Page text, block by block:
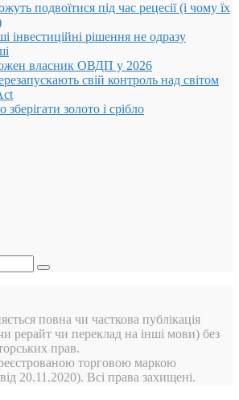
подвоїтися під час рецесії (і чому їх
інвестиційні рішення не одразу
власник ОВДП у 2026
свій контроль над світом
золото і срібло
повна чи часткова публікація
рерайт чи переклад на інші мови) без
прав.
торговою маркою
20.11.2020). Всі права захищені.